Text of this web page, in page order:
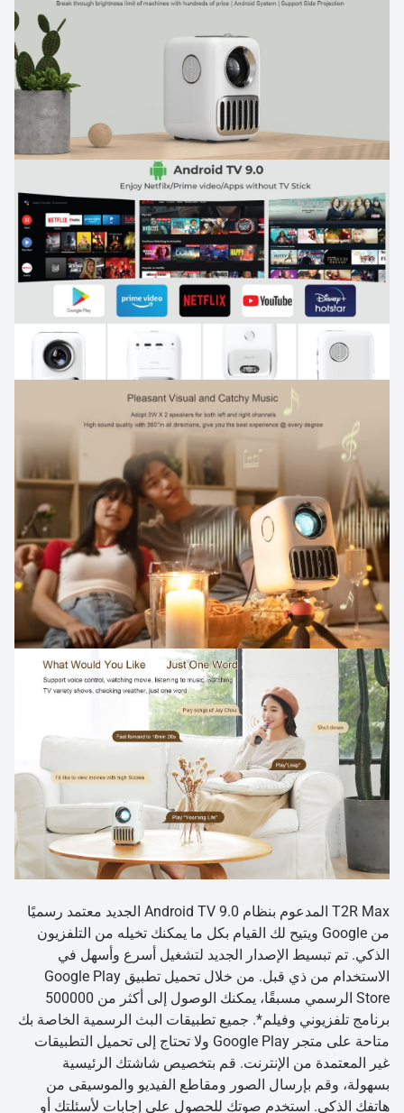
العملاقة بحجم 100 بوصة.
قم بإضاءة المسرح المحمول الخاص برحلتك، جهاز t2r max هو
جهاز عرض محمول حقًا سيوفر لك تجربة سينمائية بدقة 1080
بكسل في أي مكان تقريبًا. T2r max هو جهاز العرض المناسب
للسفر الذي تحتاجه في حياتك.
T2R Max المدعوم بنظام Android TV 9.0 الجديد معتمد رسميًا
من Google ويتيح لك القيام بكل ما يمكنك تخيله من التلفزيون
الذكي. تم تبسيط الإصدار الجديد لتشغيل أسرع وأسهل في
الاستخدام من ذي قبل. من خلال تحميل تطبيق Google Play
Store الرسمي مسبقًا، يمكنك الوصول إلى أكثر من 500000
برنامج تلفزيوني وفيلم*. جميع تطبيقات البث الرسمية الخاصة بك
متاحة على متجر Google Play ولا تحتاج إلى تحميل التطبيقات
غير المعتمدة من الإنترنت. قم بتخصيص شاشتك الرئيسية
بسهولة، وقم بإرسال الصور ومقاطع الفيديو والموسيقى من
هاتفك الذكي. استخدم صوتك للحصول على إجابات لأسئلتك أو